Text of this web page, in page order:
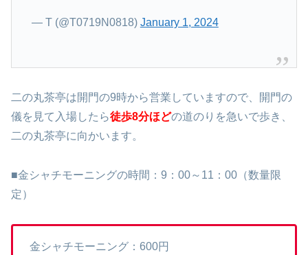
— T (@T0719N0818) January 1, 2024
二の丸茶亭は開門の9時から営業していますので、開門の
儀を見て入場したら徒歩8分ほどの道のりを急いで歩き、
二の丸茶亭に向かいます。
■金シャチモーニングの時間：9：00～11：00（数量限
定）
金シャチモーニング：600円